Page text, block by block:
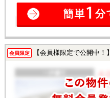
会員限定 【会員様限定で公開中！】